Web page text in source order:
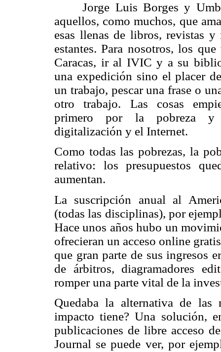
Jorge Luis Borges y
aquellos, como muchos, que
esas llenas de libros, revistas y
estantes. Para nosotros, los
Caracas, ir al IVIC y a su
una expedición sino el placer
un trabajo, pescar una frase o
otro trabajo. Las cosas
primero por la pobreza
digitalización y el Internet.
Como todas las pobrezas, la
relativo: los presupuestos
aumentan.
La suscripción anual al
(todas las disciplinas), por
Hace unos años hubo un
ofrecieran un acceso online
que gran parte de sus ingresos
de árbitros, diagramadores
romper una parte vital de la
Quedaba la alternativa de las
impacto tiene? Una solución,
publicaciones de libre acceso
Journal se puede ver, por